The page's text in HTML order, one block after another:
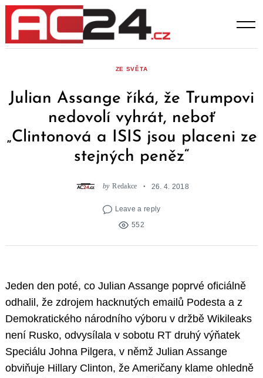
Skip
content
ZE SVĚTA
Julian Assange říká, že Trumpovi
nedovolí vyhrát, neboť
„Clintonová a ISIS jsou placeni ze
stejných peněz“
by Redakce 26. 4. 2018
Leave a reply
552
Jeden den poté, co Julian Assange poprvé oficiálně
odhalil, že zdrojem hacknutých emailů Podesta a z
Demokratického národního výboru v držbě Wikileaks
není Rusko, odvysílala v sobotu RT druhý výňatek
Speciálu Johna Pilgera, v němž Julian Assange
obviňuje Hillary Clinton, že Američany klame ohledně